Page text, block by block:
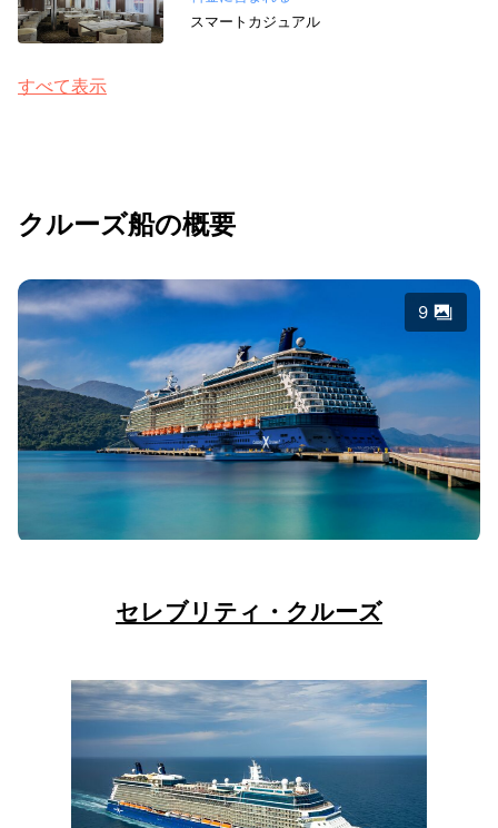
スマートカジュアル
すべて表示
クルーズ船の概要
9
セレブリティ・クルーズ